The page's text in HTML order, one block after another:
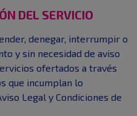
DEL SERVICIO
denegar, interrumpir o
y sin necesidad de aviso
ofertados a través
que incumplan lo
Legal y Condiciones de